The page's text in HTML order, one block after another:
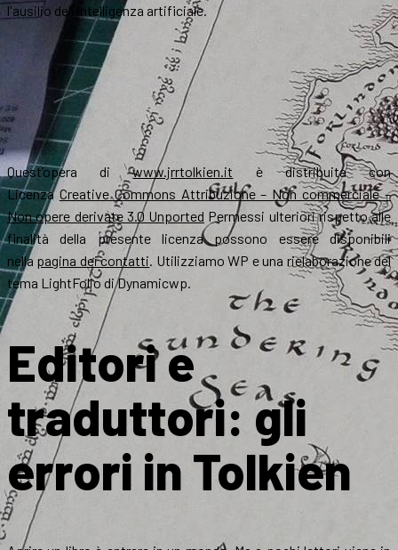
l'ausilio dell'intelligenza artificiale.
Quest’opera diwww.jrrtolkien.it è distribuita con
LicenzaCreative Commons Attribuzione – Non commerciale –
Non opere derivate 3.0 Unported Permessi ulteriori rispetto alle
finalità della presente licenza possono essere disponibili
nella pagina dei contatti. Utilizziamo WP e una rielaborazione del
tema LightFolio di Dynamicwp.
Editori e
traduttori: gli
errori in Tolkien